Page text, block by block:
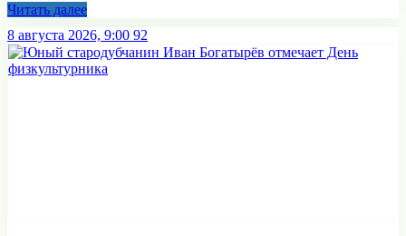
Читать далее
8 августа 2026, 9:00 92